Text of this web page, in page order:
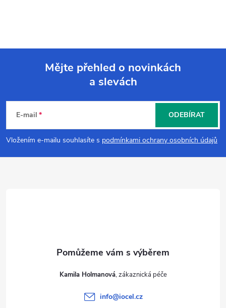
p
a
Mějte přehled o novinkách
a slevách
E-mail
Vložením e-mailu souhlasíte s podmínkami ochrany osobních údajů
ODEBÍRAT
Kamila Holmanová
info@iocel.cz